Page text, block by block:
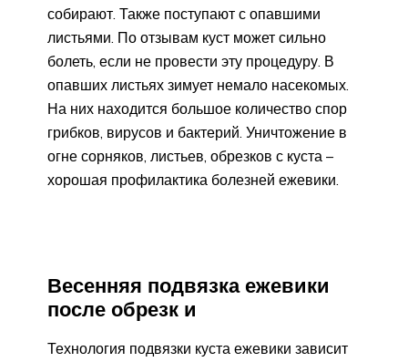
собирают. Также поступают с опавшими
листьями. По отзывам куст может сильно
болеть, если не провести эту процедуру. В
опавших листьях зимует немало насекомых.
На них находится большое количество спор
грибков, вирусов и бактерий. Уничтожение в
огне сорняков, листьев, обрезков с куста –
хорошая профилактика болезней ежевики.
Весенняя подвязка ежевики
после обрезк и
Технология подвязки куста ежевики зависит